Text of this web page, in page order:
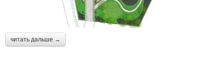
читать дальше →